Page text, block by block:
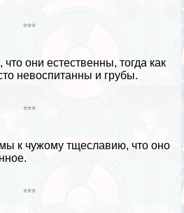
***
они естественны, тогда как
невоспитанны и грубы.
***
к чужому тщеславию, что оно
***